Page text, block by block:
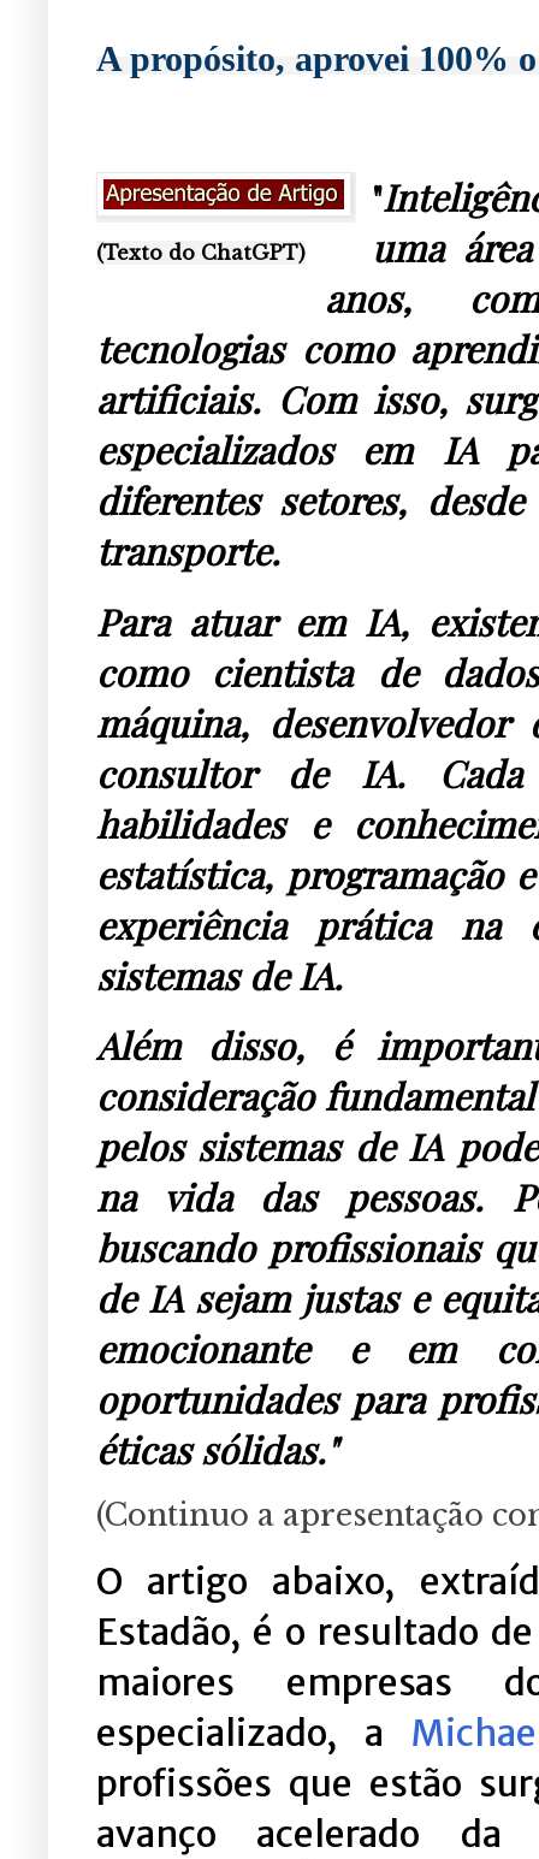
A propósito, aprovei 100%
(Texto do ChatGPT)
"
uma
anos,
tecnologias como
artificiais. Com isso,
especializados em IA
diferentes setores,
transporte.
Para atuar em IA,
como cientista de
máquina,
consultor de IA. Cada
habilidades e
estatística, programação
experiência prática na
sistemas de IA.
Além disso, é
consideração
pelos sistemas de IA
na vida das pessoas.
buscando profissionais
de IA sejam justas e
emocionante e em
oportunidades para
éticas sólidas."
(Continuo a apresentação
O artigo abaixo,
Estadão, é o resultado
maiores empresas
especializado, a
profissões que estão
avanço acelerado